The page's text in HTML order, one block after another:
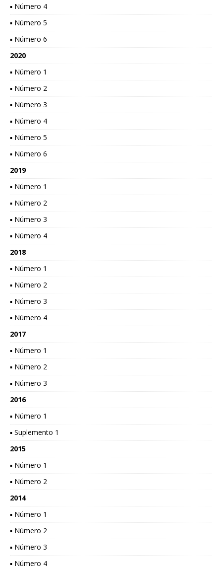
▪ Número 4
▪ Número 5
▪ Número 6
2020
▪ Número 1
▪ Número 2
▪ Número 3
▪ Número 4
▪ Número 5
▪ Número 6
2019
▪ Número 1
▪ Número 2
▪ Número 3
▪ Número 4
2018
▪ Número 1
▪ Número 2
▪ Número 3
▪ Número 4
2017
▪ Número 1
▪ Número 2
▪ Número 3
2016
▪ Número 1
▪ Suplemento 1
2015
▪ Número 1
▪ Número 2
2014
▪ Número 1
▪ Número 2
▪ Número 3
▪ Número 4